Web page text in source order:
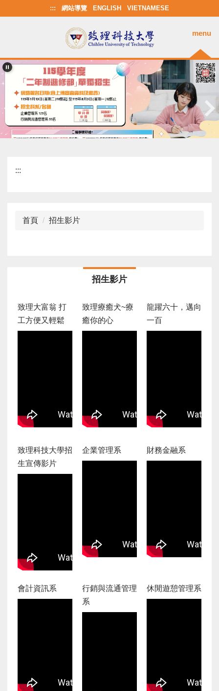
到
容
::: 網站導覽 ENGLISH VIETNAMESE
menu
:::
首頁 招生影片
招生影片
致理大富翁 打
工方便又輕鬆
致理療癒犬~療
癒你的心
龍躍六十，邁向
一百
致理科技大學招
生宣傳影片
企業管理系 財務金融系
會計資訊系
行銷與流通管理
系
休閒遊憩管理系